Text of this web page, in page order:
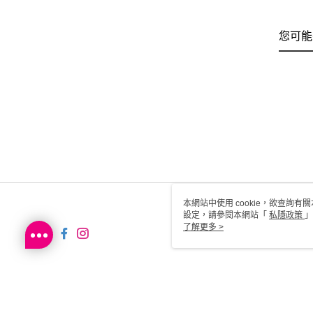
您可
本網站中使用 cookie，欲查詢有
設定，請參閱本網站「 私隱政策
用 cookie。
了解更多 >